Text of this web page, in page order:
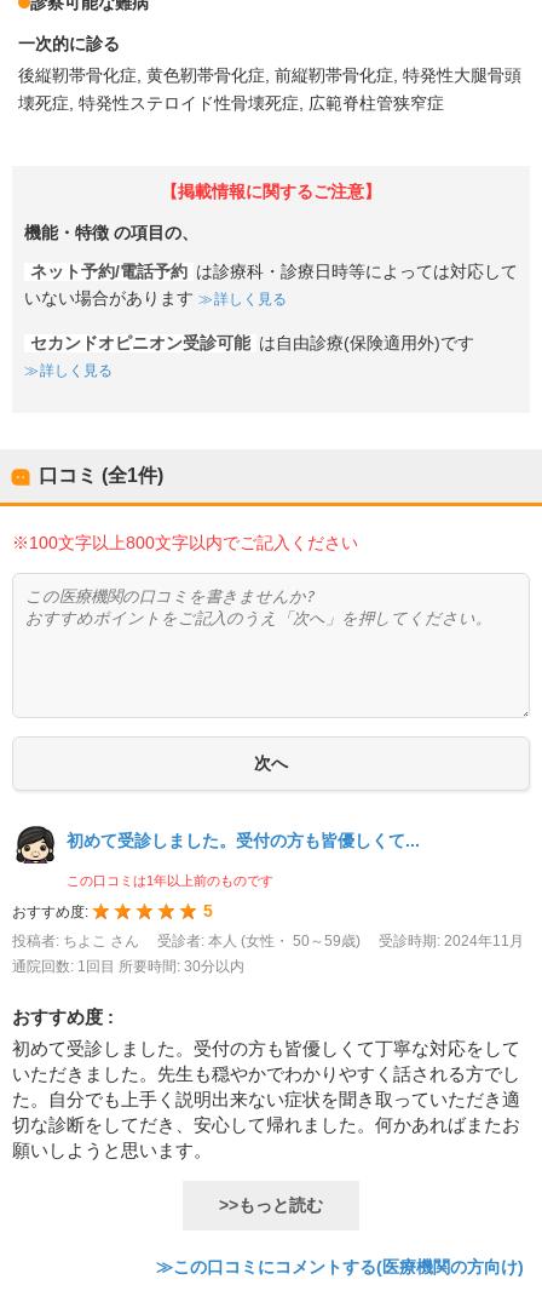
一次的に診る
後縦靭帯骨化症 黄色靭帯骨化症 前縦靭帯骨化症 特発性大腿骨頭
壊死症 特発性ステロイド性骨壊死症 広範脊柱管狭窄症
【掲載情報に関するご注意】
機能・特徴 の項目の、
ネット予約/電話予約 は診療科・診療日時等によっては対応して
いない場合があります
詳しく見る
セカンドオピニオン受診可能 は自由診療(保険適用外)です
詳しく見る
口コミ (全1件)
※100文字以上800文字以内でご記入ください
初めて受診しました。受付の方も皆優しくて...
この口コミは1年以上前のものです
おすすめ度: 5
投稿者: ちよこ さん 受診者: 本人 (女性・ 50～59歳)
受診時期: 2024年11月
通院回数: 1回目 所要時間: 30分以内
おすすめ度 :
初めて受診しました。受付の方も皆優しくて丁寧な対応をして
いただきました。先生も穏やかでわかりやすく話される方でし
た。自分でも上手く説明出来ない症状を聞き取っていただき適
切な診断をしてだき、安心して帰れました。何かあればまたお
願いしようと思います。
>>もっと読む
≫この口コミにコメントする(医療機関の方向け)